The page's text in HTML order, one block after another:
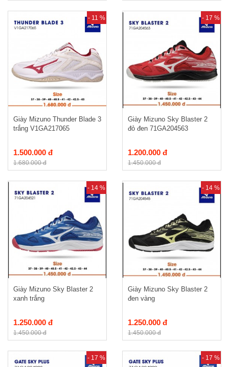
- 11 %
Giày Mizuno Thunder Blade 3
trắng V1GA217065
1.500.000 đ
1.680.000 đ
- 17 %
Giày Mizuno Sky Blaster 2
đỏ đen 71GA204563
1.200.000 đ
1.450.000 đ
- 14 %
Giày Mizuno Sky Blaster 2
xanh trắng
1.250.000 đ
1.450.000 đ
- 14 %
Giày Mizuno Sky Blaster 2
đen vàng
1.250.000 đ
1.450.000 đ
- 17 % - 17 %